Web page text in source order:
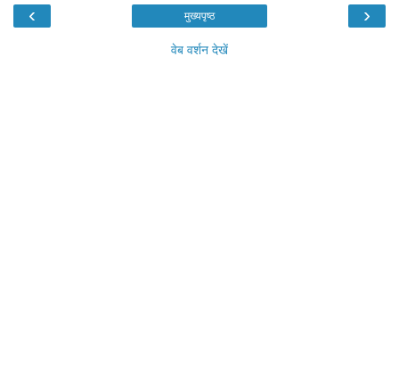
‹ ›
मुख्यपृष्ठ
वेब वर्शन देखें